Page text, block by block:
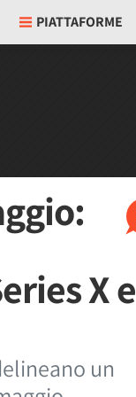
PIATTAFORME
X e
un